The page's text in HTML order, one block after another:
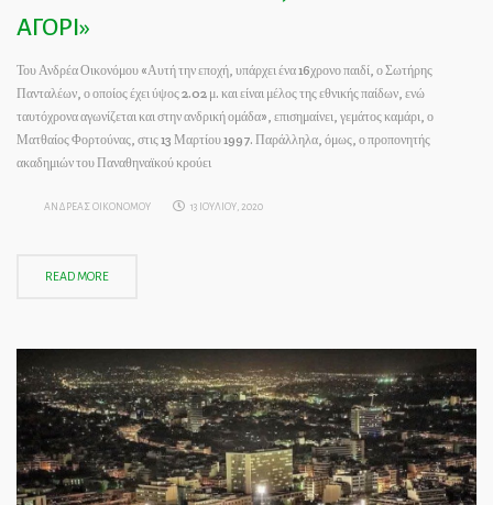
ΑΓΟΡΙ»
Του Ανδρέα Οικονόμου «Αυτή την εποχή, υπάρχει ένα 16χρονο παιδί, ο Σωτήρης
Πανταλέων, ο οποίος έχει ύψος 2.02 μ. και είναι μέλος της εθνικής παίδων, ενώ
ταυτόχρονα αγωνίζεται και στην ανδρική ομάδα», επισημαίνει, γεμάτος καμάρι, ο
Ματθαίος Φορτούνας, στις 13 Μαρτίου 1997. Παράλληλα, όμως, ο προπονητής
ακαδημιών του Παναθηναϊκού κρούει
ΑΝΔΡΕΑΣ ΟΙΚΟΝΟΜΟΥ 13 ΙΟΥΛΙΟΥ, 2020
READ MORE